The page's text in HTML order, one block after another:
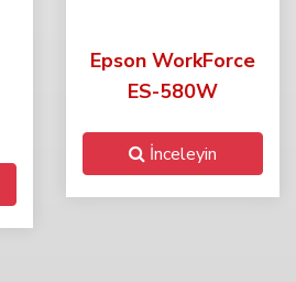
Epson WorkForce
ES-580W
İnceleyin